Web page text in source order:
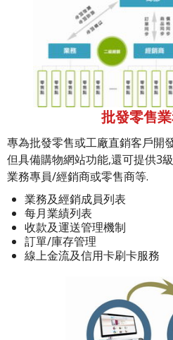
批發零售
專為批發零售或工廠直銷客戶開
但具備購物網站功能,還可提供3
業務專員/經銷商或零售商等.
業務及經銷成員列表
每月業績列表
收款及運送管理機制
訂單/庫存管理
線上金流及信用卡刷卡服務